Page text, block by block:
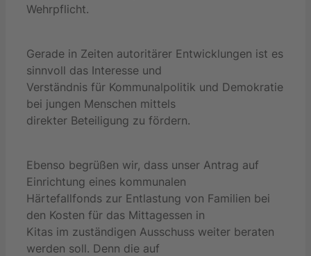
Wehrpflicht.
Gerade in Zeiten autoritärer Entwicklungen ist es
sinnvoll das Interesse und
Verständnis für Kommunalpolitik und Demokratie
bei jungen Menschen mittels
direkter Beteiligung zu fördern.
Ebenso begrüßen wir, dass unser Antrag auf
Einrichtung eines kommunalen
Härtefallfonds zur Entlastung von Familien bei
den Kosten für das Mittagessen in
Kitas im zuständigen Ausschuss weiter beraten
werden soll. Denn die auf